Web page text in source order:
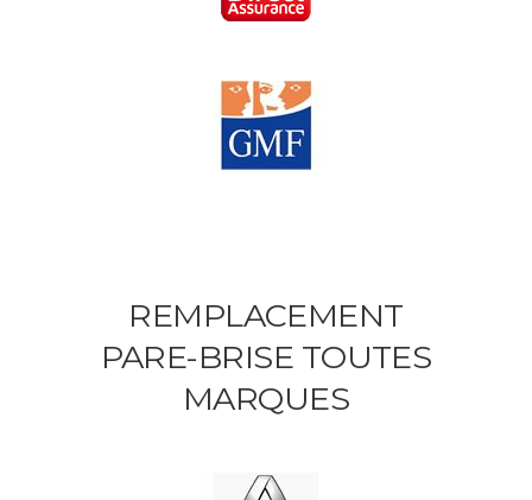
REMPLACEMENT
PARE-BRISE TOUTES
MARQUES